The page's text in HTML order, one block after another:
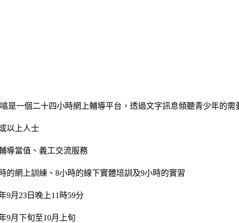
是一個二十四小時網上輔導平台，透過文字訊息傾聽青少年的需
以上人士
導當值、義工交流服務
的網上訓練、8小時的線下實體培訓及9小時的實習
9月23日晚上11時59分
9月下旬至10月上旬